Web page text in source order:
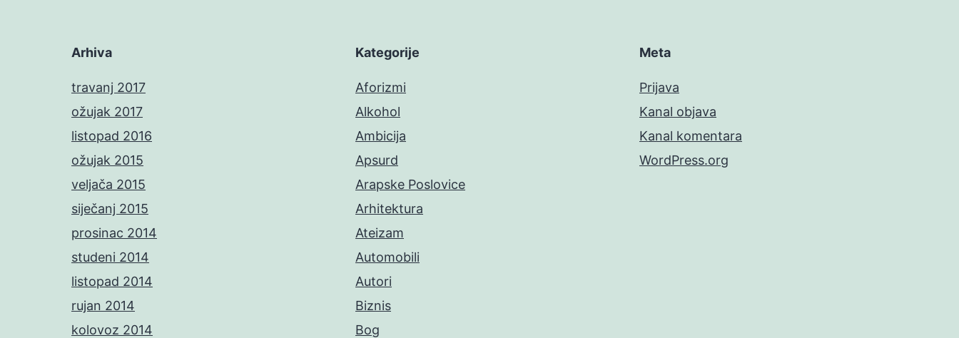
Arhiva
travanj 2017
ožujak 2017
listopad 2016
ožujak 2015
veljača 2015
siječanj 2015
prosinac 2014
studeni 2014
listopad 2014
rujan 2014
kolovoz 2014
Kategorije
Aforizmi
Alkohol
Ambicija
Apsurd
Arapske Poslovice
Arhitektura
Ateizam
Automobili
Autori
Biznis
Bog
Meta
Prijava
Kanal objava
Kanal komentara
WordPress.org